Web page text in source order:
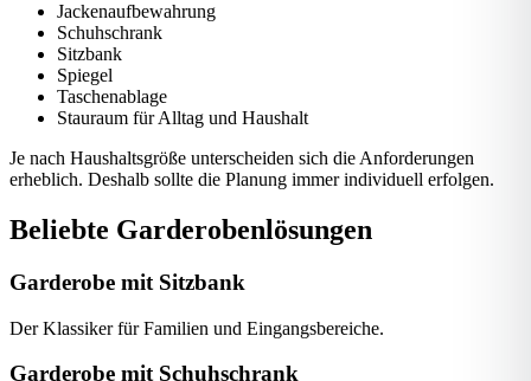
Jackenaufbewahrung
Schuhschrank
Sitzbank
Spiegel
Taschenablage
Stauraum für Alltag und Haushalt
Je nach Haushaltsgröße unterscheiden sich die Anforderungen
erheblich. Deshalb sollte die Planung immer individuell erfolgen.
Beliebte Garderobenlösungen
Garderobe mit Sitzbank
Der Klassiker für Familien und Eingangsbereiche.
Garderobe mit Schuhschrank